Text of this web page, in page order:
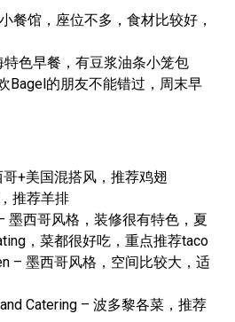
餐馆，座位不多，食材比较好，
特色早餐，有豆浆油条小笼包
Bagel的朋友不能错过，周末早
+美国混搭风，推荐鸡翅
推荐羊排
墨西哥风格，装修很有特色，夏
，菜都很好吃，重点推荐taco
– 墨西哥风格，空间比较大，适
Catering – 波多黎各菜，推荐